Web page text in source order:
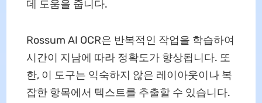
데 도움을 줍니다.
Rossum AI OCR은 반복적인 작업을 학습하여
시간이 지남에 따라 정확도가 향상됩니다. 또
한, 이 도구는 익숙하지 않은 레이아웃이나 복
잡한 항목에서 텍스트를 추출할 수 있습니다.